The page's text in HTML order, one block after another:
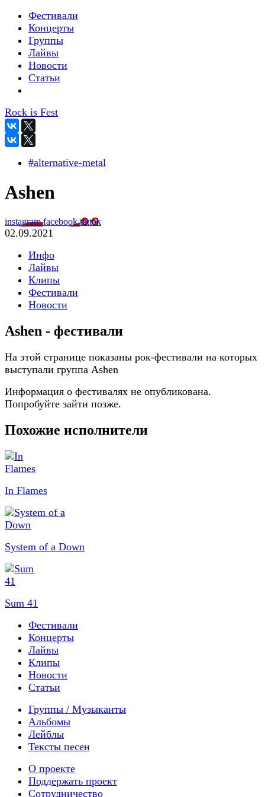
Фестивали
Концерты
Группы
Лайвы
Новости
Статьи
Rock is Fest
#alternative-metal
Ashen
instagramfacebooktiktok
02.09.2021
Инфо
Лайвы
Клипы
Фестивали
Новости
Ashen - фестивали
На этой странице показаны рок-фестивали на которых
выступали группа Ashen
Информация о фестивалях не опубликована.
Попробуйте зайти позже.
Похожие исполнители
In Flames
System of a Down
Sum 41
Фестивали
Концерты
Лайвы
Клипы
Новости
Статьи
Группы / Музыканты
Альбомы
Лейблы
Тексты песен
О проекте
Поддержать проект
Сотрудничество